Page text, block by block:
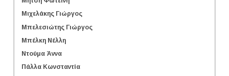
Μιχελάκης Γιώργος
Μπελεσιώτης Γιώργος
Μπέλκη Νέλλη
Ντούμα Άννα
Πάλλα Κωνσταντία